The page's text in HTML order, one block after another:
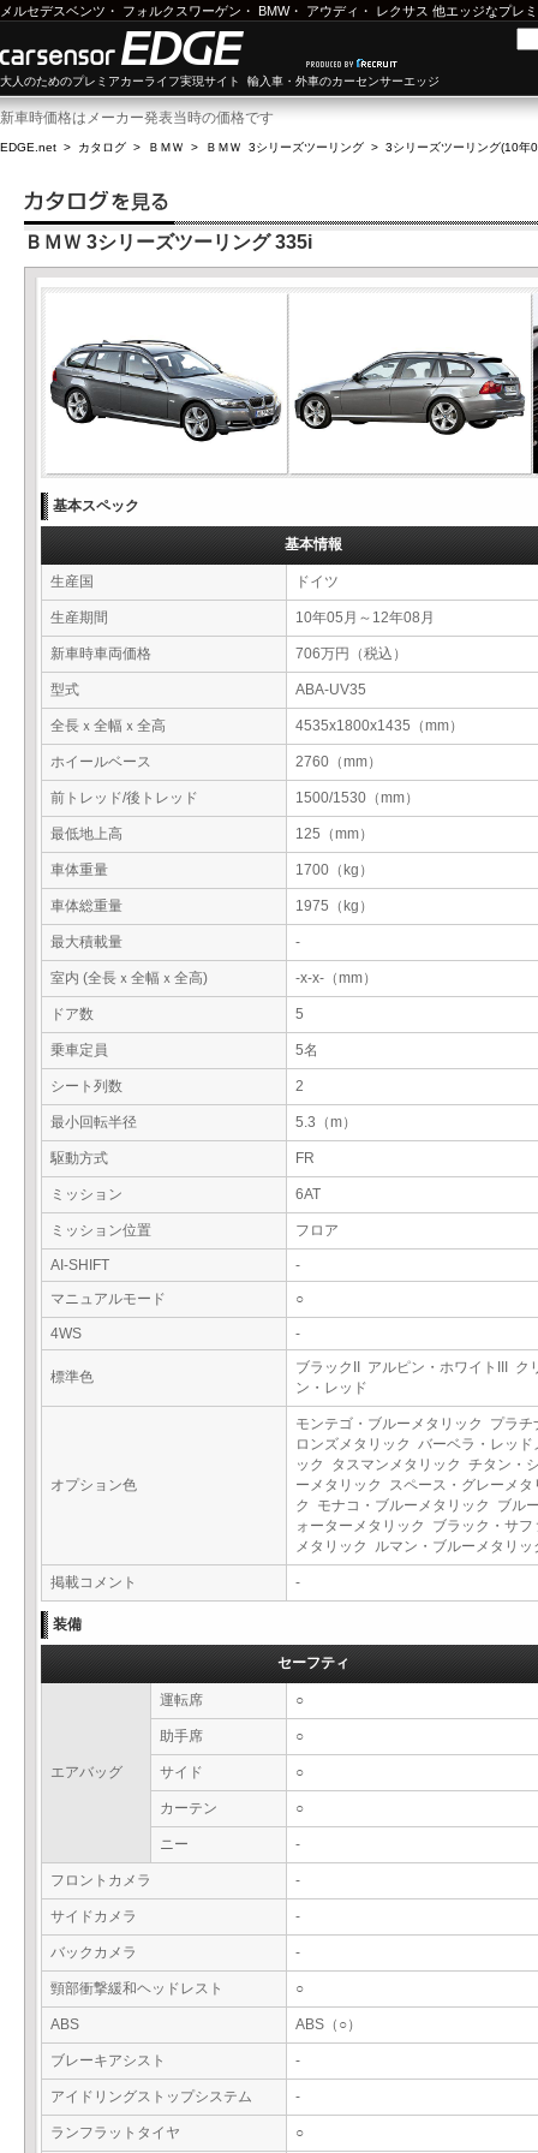
メルセデスベンツ ・ フォルクスワーゲン ・ BMW・ アウディ ・ レクサス 他エッジなプレ
大人のためのプレミアカーライフ実現サイト 輸入車・外車のカーセンサーエッジ
新車時価格はメーカー発表当時の価格です
EDGE.net > カタログ > ＢＭＷ > ＢＭＷ 3シリーズツーリング > 3シリーズツーリング(10年
ＢＭＷ 3シリーズツーリング 335i
基本スペック
基本情報
生産国 ドイツ
生産期間 10年05月～12年08月
新車時車両価格 706万円（税込）
型式 ABA-UV35
全長ｘ全幅ｘ全高 4535x1800x1435（mm）
ホイールベース 2760（mm）
前トレッド/後トレッド 1500/1530（mm）
最低地上高 125（mm）
車体重量 1700（kg）
車体総重量 1975（kg）
最大積載量 -
室内 (全長ｘ全幅ｘ全高) -x-x-（mm）
ドア数 5
乗車定員 5名
シート列数 2
最小回転半径 5.3（m）
駆動方式 FR
ミッション 6AT
ミッション位置 フロア
AI-SHIFT
-
マニュアルモード
○
4WS -
標準色
ブラックII アルピン・ホワイトIII ク
ン・レッド
オプション色
モンテゴ・ブルーメタリック プラチ
ロンズメタリック バーベラ・レッド
ック タスマンメタリック チタン・
ーメタリック スペース・グレーメタ
ク モナコ・ブルーメタリック ブル
ォーターメタリック ブラック・サフ
メタリック ルマン・ブルーメタリ
掲載コメント -
装備
セーフティ
エアバッグ
運転席 ○
助手席 ○
サイド ○
カーテン ○
ニー -
フロントカメラ -
サイドカメラ -
バックカメラ -
頸部衝撃緩和ヘッドレスト ○
ABS ABS（○）
ブレーキアシスト -
アイドリングストップシステム -
ランフラットタイヤ ○